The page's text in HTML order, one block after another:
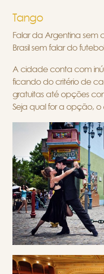
Tango
Falar da Argentina sem
Brasil sem falar do
A cidade conta com
ficando do critério de
gratuitas até opções
Seja qual for a opção,